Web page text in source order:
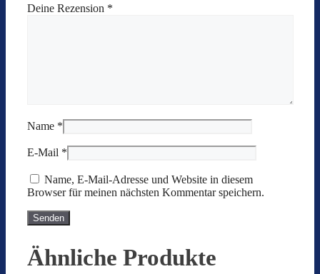
Deine Rezension *
Name *
E-Mail *
Name, E-Mail-Adresse und Website in diesem
Browser für meinen nächsten Kommentar speichern.
Ähnliche Produkte